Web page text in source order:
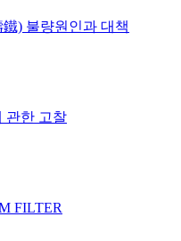
) 불량원인과 대책
관한 고찰
FILTER